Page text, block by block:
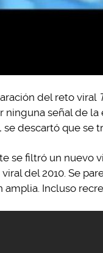
del reto viral
ninguna señal de
se descartó que se
se filtró un nuevo
del 2010. Se
amplia. Incluso